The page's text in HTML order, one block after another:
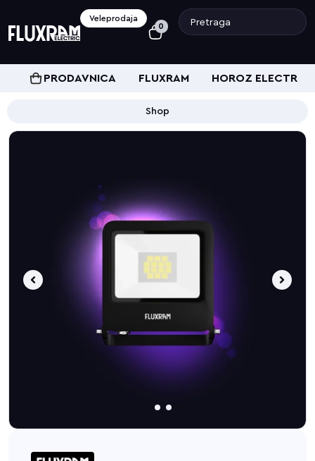
Veleprodaja
0
PRODAVNICA FLUXRAM HOROZ ELECTRIC
Shop